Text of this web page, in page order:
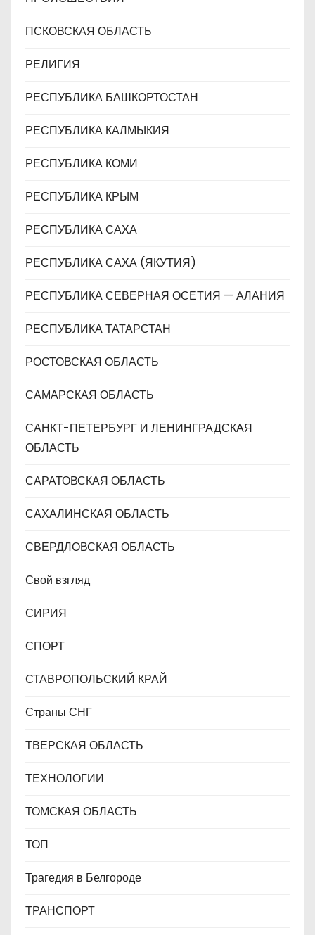
ПСКОВСКАЯ ОБЛАСТЬ
РЕЛИГИЯ
РЕСПУБЛИКА БАШКОРТОСТАН
РЕСПУБЛИКА КАЛМЫКИЯ
РЕСПУБЛИКА КОМИ
РЕСПУБЛИКА КРЫМ
РЕСПУБЛИКА САХА
РЕСПУБЛИКА САХА (ЯКУТИЯ)
РЕСПУБЛИКА СЕВЕРНАЯ ОСЕТИЯ — АЛАНИЯ
РЕСПУБЛИКА ТАТАРСТАН
РОСТОВСКАЯ ОБЛАСТЬ
САМАРСКАЯ ОБЛАСТЬ
САНКТ-ПЕТЕРБУРГ И ЛЕНИНГРАДСКАЯ
ОБЛАСТЬ
САРАТОВСКАЯ ОБЛАСТЬ
САХАЛИНСКАЯ ОБЛАСТЬ
СВЕРДЛОВСКАЯ ОБЛАСТЬ
Свой взгляд
СИРИЯ
СПОРТ
СТАВРОПОЛЬСКИЙ КРАЙ
Страны СНГ
ТВЕРСКАЯ ОБЛАСТЬ
ТЕХНОЛОГИИ
ТОМСКАЯ ОБЛАСТЬ
ТОП
Трагедия в Белгороде
ТРАНСПОРТ